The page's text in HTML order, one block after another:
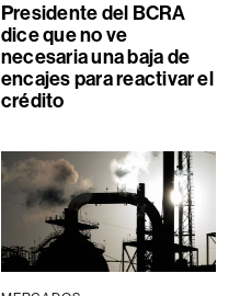
Presidente del BCRA
dice que no ve
necesaria una baja de
encajes para reactivar el
crédito